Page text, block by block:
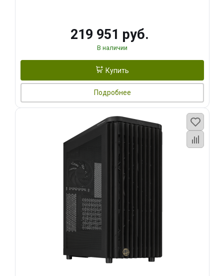
219 951 руб.
В наличии
Купить
Подробнее